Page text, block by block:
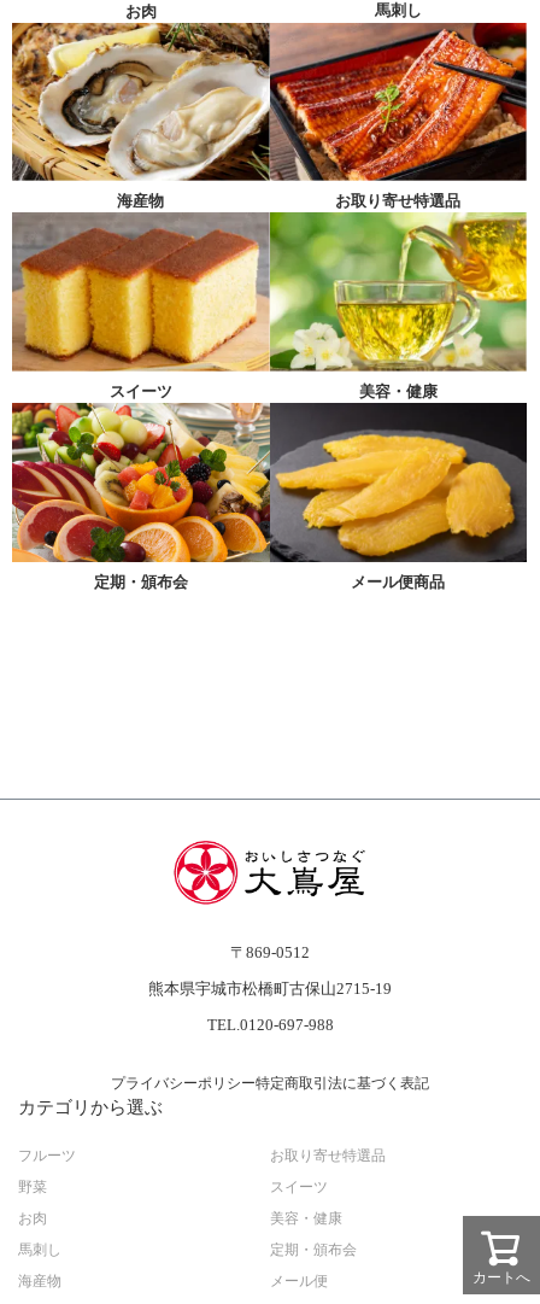
カートへ
お肉 馬刺し
海産物 お取り寄せ特選品
スイーツ 美容・健康
定期・頒布会 メール便商品
〒869-0512
熊本県宇城市松橋町古保山2715-19
TEL.0120-697-988
プライバシーポリシー特定商取引法に基づく表記
カテゴリから選ぶ
フルーツ
野菜
お肉
馬刺し
海産物
お取り寄せ特選品
スイーツ
美容・健康
定期・頒布会
メール便